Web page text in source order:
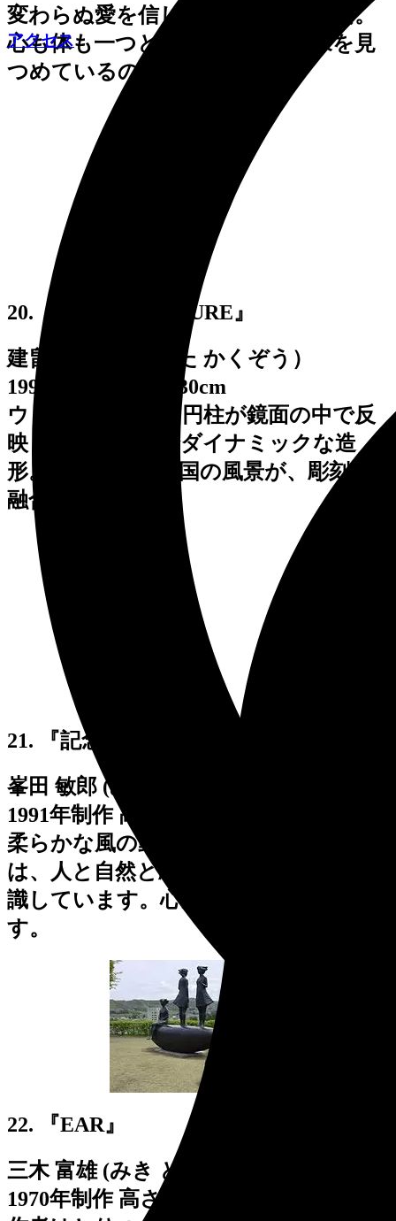
アクセス
変わらぬ愛を信じて寄り添う男と女。
心も体も一つとなって、遠く未来を見
つめているのでしょう。
20. 『WAVING FIGURE』
建畠 覚造 (たてはた かくぞう）
1993年制作 高さ 430cm
ウェーブした板と円柱が鏡面の中で反
映しあう、知的でダイナミックな造
形。変化に富む北国の風景が、彫刻と
融合します。
21. 『記念撮影－五月のかたち－』
峯田 敏郎 (みねた としろう)
1991年制作 高さ 250cm
柔らかな風の動きを感じさせる構成
は、人と自然と彫刻の快い出会いを意
識しています。心が和む優しい作品で
す。
22. 『EAR』
三木 富雄 (みき とみお)
1970年制作 高さ 78cm